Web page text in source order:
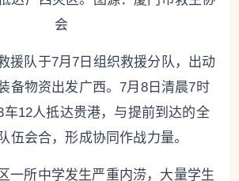
会
援队于7月7日组织救援分队，出动
备物资出发广西。7月8日清晨7时
12人抵达贵港，与提前到达的全
伍会合，形成协同作战力量。
一所中学发生严重内涝，大量学生